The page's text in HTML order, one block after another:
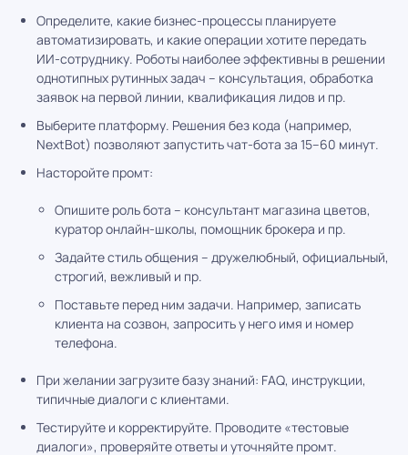
Определите, какие бизнес-процессы планируете
автоматизировать, и какие операции хотите передать
ИИ-сотруднику. Роботы наиболее эффективны в решении
однотипных рутинных задач – консультация, обработка
заявок на первой линии, квалификация лидов и пр.
Выберите платформу. Решения без кода (например,
NextBot) позволяют запустить чат-бота за 15–60 минут.
Насторойте промт:
Опишите роль бота – консультант магазина цветов,
куратор онлайн-школы, помощник брокера и пр.
Задайте стиль общения – дружелюбный, официальный,
строгий, вежливый и пр.
Поставьте перед ним задачи. Например, записать
клиента на созвон, запросить у него имя и номер
телефона.
При желании загрузите базу знаний: FAQ, инструкции,
типичные диалоги с клиентами.
Тестируйте и корректируйте. Проводите «тестовые
диалоги», проверяйте ответы и уточняйте промт.